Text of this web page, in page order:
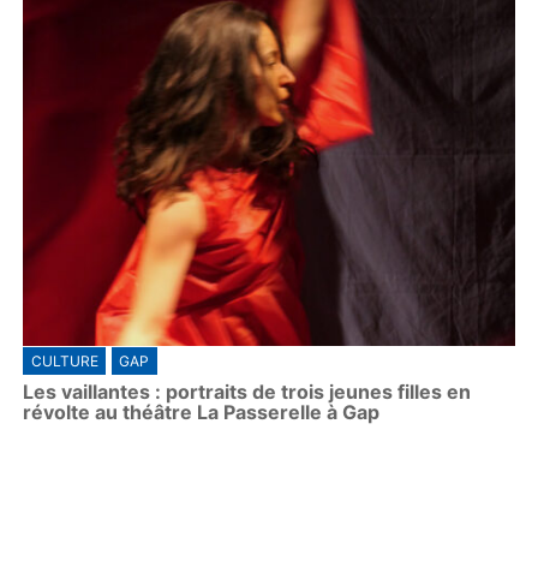
CULTURE GAP
Les vaillantes : portraits de trois jeunes filles en
révolte au théâtre La Passerelle à Gap